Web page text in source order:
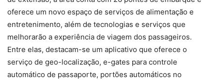
oferece um novo espaço de serviços de alimentação e
entretenimento, além de tecnologias e serviços que
melhorarão a experiência de viagem dos passageiros.
Entre elas, destacam-se um aplicativo que oferece o
serviço de geo-localização, e-gates para controle
automático de passaporte, portões automáticos no